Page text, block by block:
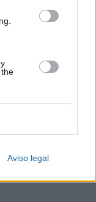
Aviso legal